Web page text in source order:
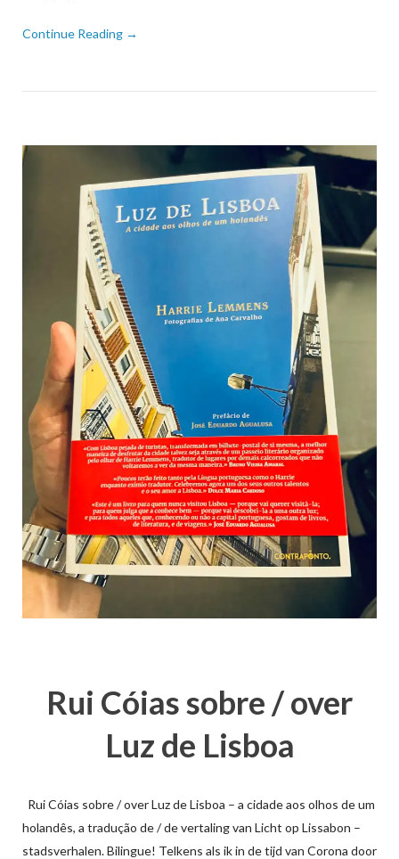
Continue Reading →
Rui Cóias sobre / over
Luz de Lisboa
Rui Cóias sobre / over Luz de Lisboa – a cidade aos olhos de um
holandês, a tradução de / de vertaling van Licht op Lissabon –
stadsverhalen. Bilingue! Telkens als ik in de tijd van Corona door